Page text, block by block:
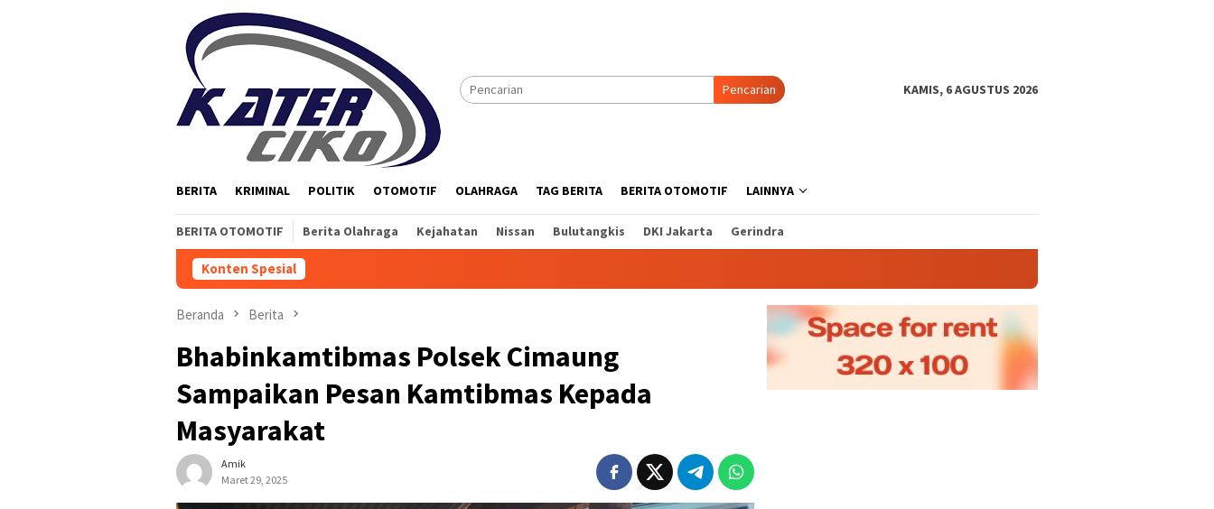
Pencarian KAMIS, 6 AGUSTUS 2026
BERITA KRIMINAL POLITIK OTOMOTIF OLAHRAGA TAG BERITA BERITA OTOMOTIF LAINNYA
BERITA OTOMOTIF Berita Olahraga Kejahatan Nissan Bulutangkis DKI Jakarta Gerindra
Konten Spesial
Beranda Berita
Bhabinkamtibmas Polsek Cimaung
Sampaikan Pesan Kamtibmas Kepada
Masyarakat
Amik
Maret 29, 2025